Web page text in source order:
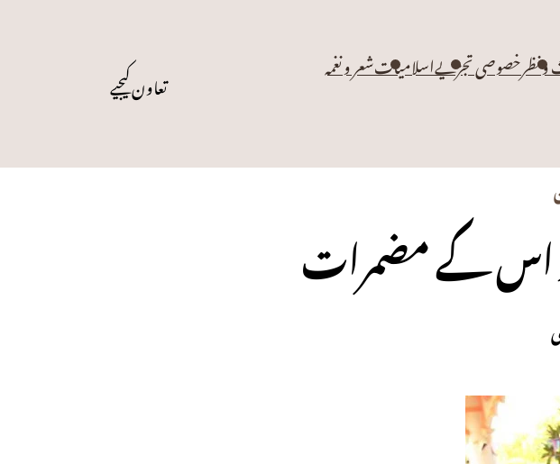
نظرخصوصی تجزیےاسلامیاتشعر و نغمہ تعاون کیجیے
اس کے مضمرات